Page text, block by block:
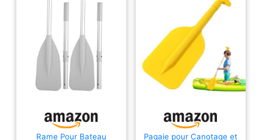
Rame Pour Bateau
Pagaie pour Canotage et